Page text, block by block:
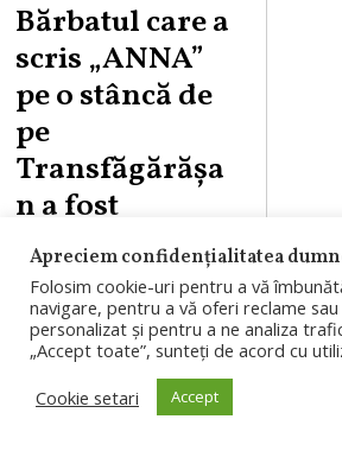
Bărbatul care a
scris „ANNA”
pe o stâncă de
pe
Transfăgărășa
n a fost
identificat.
Riscă o amendă
de 6.000 de lei
Bărbatul filmat în
timp ce scria
Apreciem confidențialitatea
Folosim cookie-uri pentru a vă
navigare, pentru a vă oferi reclame
personalizat și pentru a ne analiza
„Accept toate”, sunteți de acord cu
Cookie setari
Accept